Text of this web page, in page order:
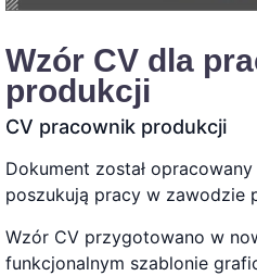
Wzór CV dla
produkcji
CV pracownik produkcji
Dokument został
poszukują pracy w zawodzie
Wzór CV przygotowano w
funkcjonalnym szablonie